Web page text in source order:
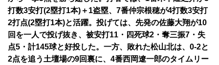
打数3安打(2塁打1本)＋1盗塁、7番仲宗根穂が4打数3安打
2打点(2塁打1本)と活躍。投げては、先発の佐藤大翔が10
回を一人で投げ抜き、被安打11・四死球2・奪三振7・失
点5・計145球と好投した。一方、敗れた松山北は、0-2と
2点を追う土壇場の9回裏に、4番西岡遼一郎のタイムリー